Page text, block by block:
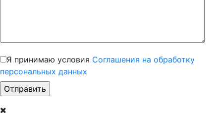
Я принимаю условия Соглашения на обработку
персональных данных